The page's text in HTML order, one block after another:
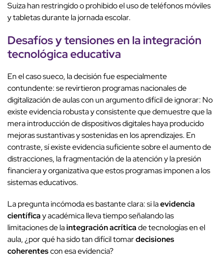
Suiza han restringido o prohibido el uso de teléfonos móviles
y tabletas durante la jornada escolar.
Desafíos y tensiones en la integración
tecnológica educativa
En el caso sueco, la decisión fue especialmente
contundente: se revirtieron programas nacionales de
digitalización de aulas con un argumento difícil de ignorar: No
existe evidencia robusta y consistente que demuestre que la
mera introducción de dispositivos digitales haya producido
mejoras sustantivas y sostenidas en los aprendizajes. En
contraste, sí existe evidencia suficiente sobre el aumento de
distracciones, la fragmentación de la atención y la presión
financiera y organizativa que estos programas imponen a los
sistemas educativos.
La pregunta incómoda es bastante clara: si laevidencia
científicay académica lleva tiempo señalando las
limitaciones de laintegración acríticade tecnologías en el
aula, ¿por qué ha sido tan difícil tomardecisiones
coherentescon esa evidencia?